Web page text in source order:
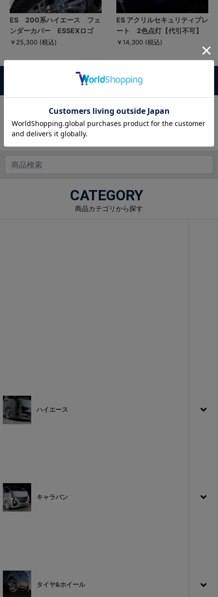
ES 200系ハイエース フェ
ンダーカバー ESSEXロゴ
￥25,300 (税込)
ES アクリルセキュリティプレ
ート 2色点灯【代引不可】
￥14,300 (税込)
この商品に対するお客様の声
この商品に対するご感想をぜひお寄せください。
CATEGORY
商品カテゴリから探す
ハイエース
キャラバン
タイヤ&ホイール